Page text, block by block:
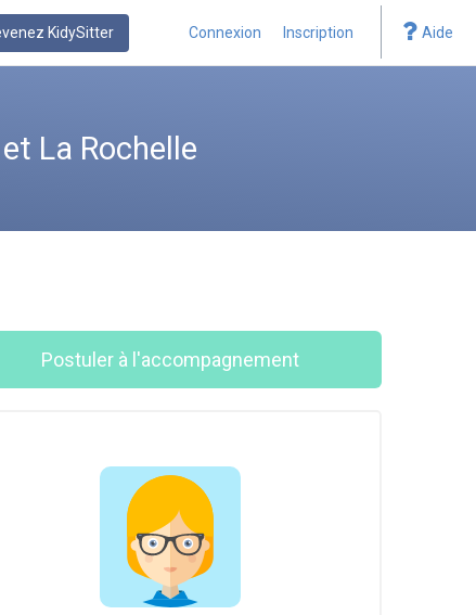
KidySitter Connexion Inscription Aide
La Rochelle
Postuler à l'accompagnement